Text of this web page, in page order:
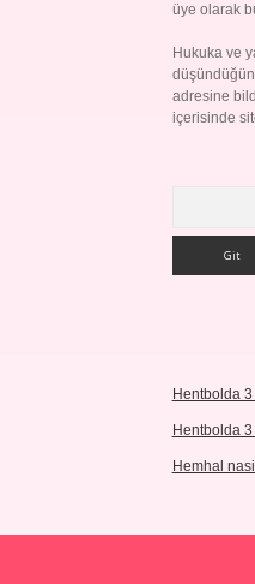
üye olarak
Hukuka ve
adresine
içerisinde
Hentbolda 3
Hentbolda 3
Hemhal